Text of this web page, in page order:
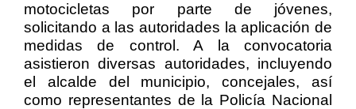
motocicletas por parte de jóvenes,
solicitando a las autoridades la aplicación de
medidas de control. A la convocatoria
asistieron diversas autoridades, incluyendo
el alcalde del municipio, concejales, así
como representantes de la Policía Nacional